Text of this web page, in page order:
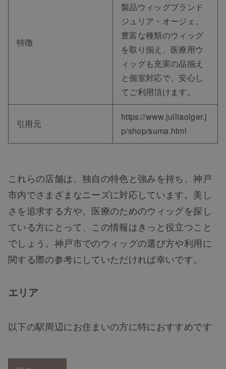
特徴
製品ウィッグブランド
ジュリア・オージェ。
豊富な種類のウィッグ
を取り揃え、医療用ウ
ィッグも充実の品揃え
と個室対応で、安心し
てご利用頂けます。
引用元
https://www.julliaolger.j
p/shop/suma.html
これらの店舗は、独自の特色と強みを持ち、神戸
市内でさまざまなニーズに対応しています。美し
さを追求する方や、医療のためのウィッグを探し
ている方にとって、この情報はきっと役立つこと
でしょう。神戸市でのウィッグの選び方や利用に
関する際の参考にしていただければ幸いです。
エリア
以下の駅周辺にお住まいの方に特におすすめです